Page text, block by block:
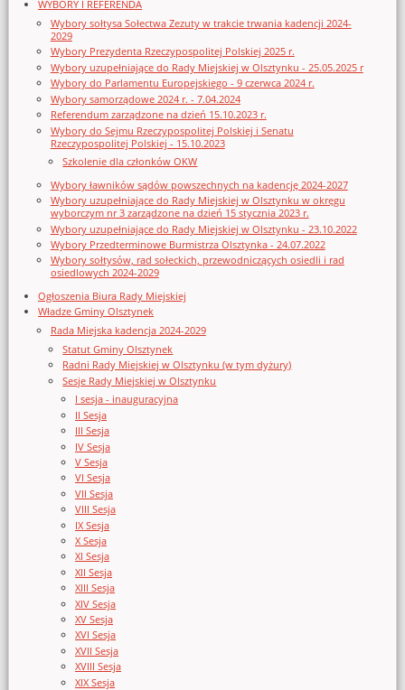
WYBORY I REFERENDA
Wybory sołtysa Sołectwa Zezuty w trakcie trwania kadencji 2024-
2029
Wybory Prezydenta Rzeczypospolitej Polskiej 2025 r.
Wybory uzupełniające do Rady Miejskiej w Olsztynku - 25.05.2025 r
Wybory do Parlamentu Europejskiego - 9 czerwca 2024 r.
Wybory samorządowe 2024 r. - 7.04.2024
Referendum zarządzone na dzień 15.10.2023 r.
Wybory do Sejmu Rzeczypospolitej Polskiej i Senatu
Rzeczypospolitej Polskiej - 15.10.2023
Szkolenie dla członków OKW
Wybory ławników sądów powszechnych na kadencję 2024-2027
Wybory uzupełniające do Rady Miejskiej w Olsztynku w okręgu
wyborczym nr 3 zarządzone na dzień 15 stycznia 2023 r.
Wybory uzupełniające do Rady Miejskiej w Olsztynku - 23.10.2022
Wybory Przedterminowe Burmistrza Olsztynka - 24.07.2022
Wybory sołtysów, rad sołeckich, przewodniczących osiedli i rad
osiedlowych 2024-2029
Ogłoszenia Biura Rady Miejskiej
Władze Gminy Olsztynek
Rada Miejska kadencja 2024-2029
Statut Gminy Olsztynek
Radni Rady Miejskiej w Olsztynku (w tym dyżury)
Sesje Rady Miejskiej w Olsztynku
I sesja - inauguracyjna
II Sesja
III Sesja
IV Sesja
V Sesja
VI Sesja
VII Sesja
VIII Sesja
IX Sesja
X Sesja
XI Sesja
XII Sesja
XIII Sesja
XIV Sesja
XV Sesja
XVI Sesja
XVII Sesja
XVIII Sesja
XIX Sesja